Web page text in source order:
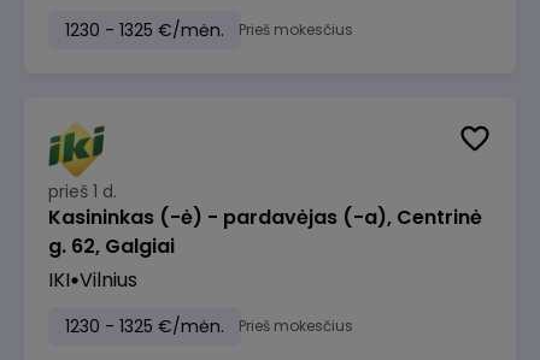
1230 - 1325 €/mėn. Prieš mokesčius
prieš 1 d.
Kasininkas (-ė) - pardavėjas (-a), Centrinė
g. 62, Galgiai
IKI Vilnius
1230 - 1325 €/mėn. Prieš mokesčius